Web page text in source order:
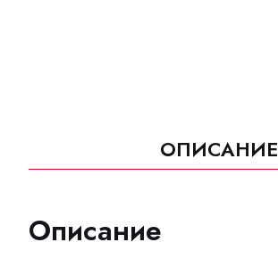
ОПИСАНИЕ
Описание